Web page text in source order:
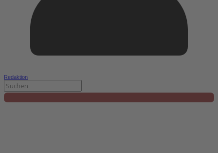
Redaktion